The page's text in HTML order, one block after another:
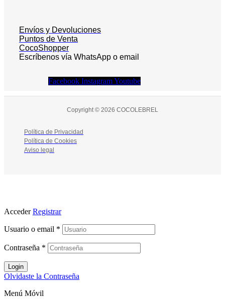
Envíos y Devoluciones
Puntos de Venta
CocoShopper
Escríbenos vía WhatsApp o email
Facebook InstagramYoutube
Copyright © 2026 COCOLEBREL
Política de Privacidad
Política de Cookies
Aviso legal
Acceder Registrar
Usuario o email *
Contraseña *
Login
Olvidaste la Contraseña
Menú Móvil